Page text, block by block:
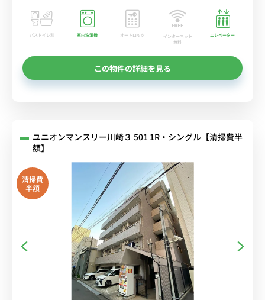
バストイレ別 室内洗濯機 オートロック
インターネット
無料
エレベーター
この物件の詳細を見る
ユニオンマンスリー川崎３ 501 1R・シングル【清掃費半
額】
清掃費
半額